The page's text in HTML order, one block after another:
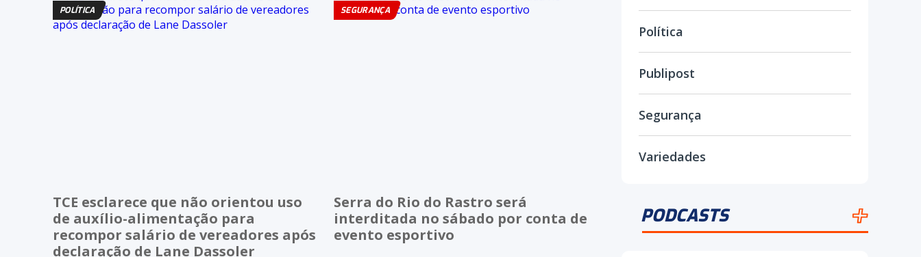
POLÍTICA
TCE esclarece que não orientou uso
de auxílio-alimentação para
recompor salário de vereadores após
declaração de Lane Dassoler
SEGURANÇA
Serra do Rio do Rastro será
interditada no sábado por conta de
evento esportivo
Política
Publipost
Segurança
Variedades
PODCASTS